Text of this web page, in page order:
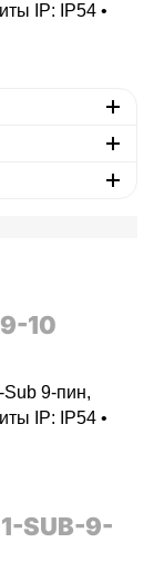
IP: IP54 •
10
9-пин,
IP: IP54 •
SUB-9-